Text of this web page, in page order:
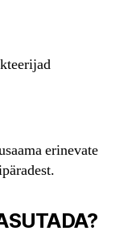
erinevate